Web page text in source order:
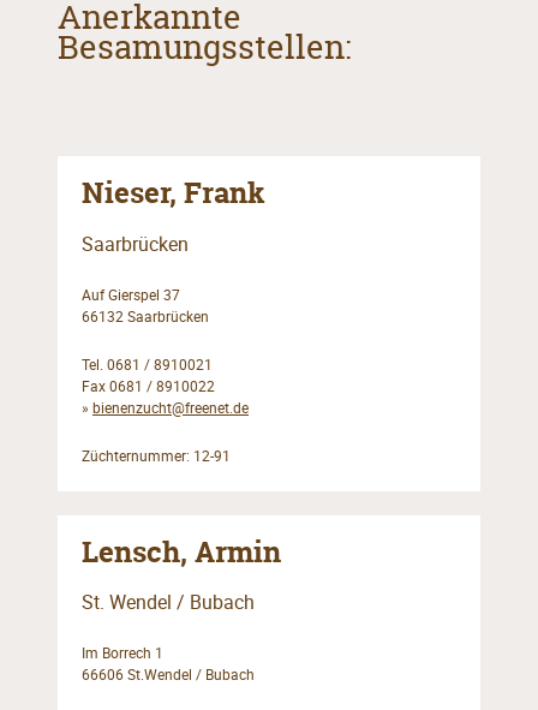
Anerkannte
Besamungsstellen:
Nieser, Frank
Saarbrücken
Auf Gierspel 37
66132 Saarbrücken
Tel. 0681 / 8910021
Fax 0681 / 8910022
» bienenzucht@freenet.de
Züchternummer: 12-91
Lensch, Armin
St. Wendel / Bubach
Im Borrech 1
66606 St.Wendel / Bubach